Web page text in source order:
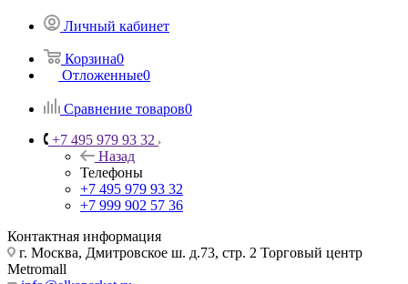
Личный кабинет
Корзина0
Отложенные0
Сравнение товаров0
+7 495 979 93 32
Назад
Телефоны
+7 495 979 93 32
+7 999 902 57 36
Контактная информация
г. Москва, Дмитровское ш. д.73, стр. 2 Торговый центр
Metromall